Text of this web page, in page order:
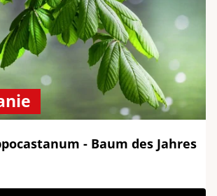
- Baum des Jahres